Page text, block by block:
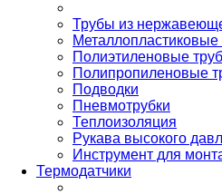
Трубы из
Металлопластиковые
Полиэтиленовые
Полипропиленовые
Подводки
Пневмотрубки
Теплоизоляция
Рукава высокого
Инструмент для
Термодатчики